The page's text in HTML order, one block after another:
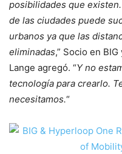
posibilidades que
de las ciudades puede
urbanos ya que las
eliminadas,” Socio en
Lange agregó. “Y no
tecnología para crearlo.
necesitamos.“